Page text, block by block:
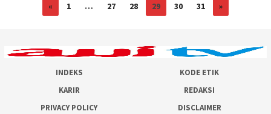
« 1 … 27 28 29 30 31 »
INDEKS
KODE ETIK
KARIR
REDAKSI
PRIVACY POLICY
DISCLAIMER